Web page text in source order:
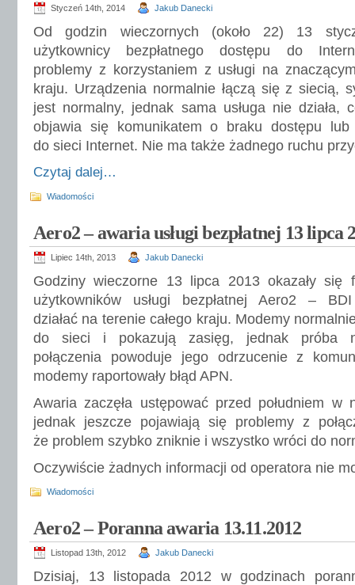
Styczeń 14th, 2014 Jakub Danecki
Od godzin wieczornych (około 22) 13
użytkownicy bezpłatnego dostępu do
problemy z korzystaniem z usługi na
kraju. Urządzenia normalnie łączą się z siecią,
jest normalny, jednak sama usługa nie działa,
objawia się komunikatem o braku dostępu lub
do sieci Internet. Nie ma także żadnego ruchu
Czytaj dalej…
Wiadomości
Aero2 – awaria usługi bezpłatnej 13 lipca
Lipiec 14th, 2013 Jakub Danecki
Godziny wieczorne 13 lipca 2013 okazały się
użytkowników usługi bezpłatnej Aero2 – BDI
działać na terenie całego kraju. Modemy
do sieci i pokazują zasięg, jednak próba
połączenia powoduje jego odrzucenie z
modemy raportowały błąd APN.
Awaria zaczęła ustępować przed południem w
jednak jeszcze pojawiają się problemy z
że problem szybko zniknie i wszystko wróci do
Oczywiście żadnych informacji od operatora nie
Wiadomości
Aero2 – Poranna awaria 13.11.2012
Listopad 13th, 2012 Jakub Danecki
Dzisiaj, 13 listopada 2012 w godzinach